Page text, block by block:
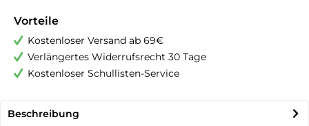
Vorteile
Kostenloser Versand ab 69€
Verlängertes Widerrufsrecht 30 Tage
Kostenloser Schullisten-Service
Beschreibung